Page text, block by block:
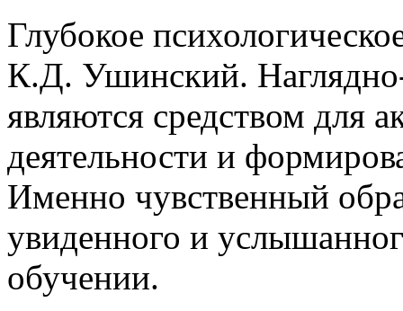
Глубокое
К.Д. Ушинский.
являются средством для
деятельности и
Именно чувственный
увиденного и
обучении.